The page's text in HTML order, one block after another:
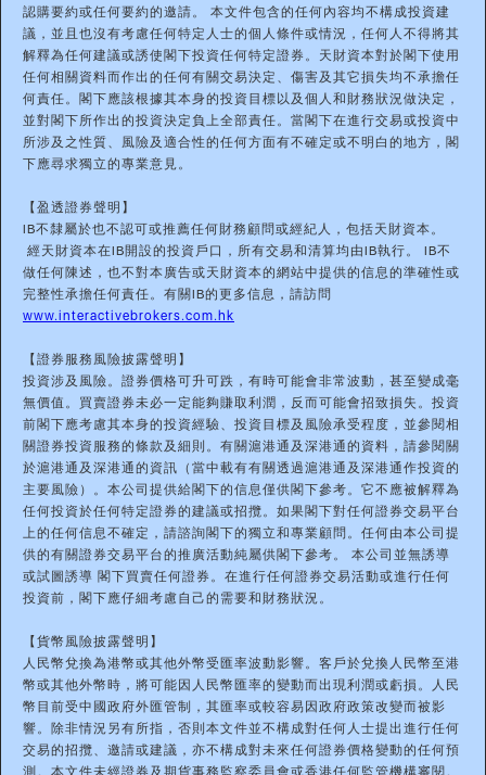
認購要約或任何要約的邀請。 本文件包含的任何內容均不構成投資建
議，並且也沒有考慮任何特定人士的個人條件或情況，任何人不得將其
解釋為任何建議或誘使閣下投資任何特定證券。天財資本對於閣下使用
任何相關資料而作出的任何有關交易決定、傷害及其它損失均不承擔任
何責任。閣下應該根據其本身的投資目標以及個人和財務狀況做決定，
並對閣下所作出的投資決定負上全部責任。當閣下在進行交易或投資中
所涉及之性質、風險及適合性的任何方面有不確定或不明白的地方，閣
下應尋求獨立的專業意見。
【盈透證券聲明】
IB不隸屬於也不認可或推薦任何財務顧問或經紀人，包括天財資本。
經天財資本在IB開設的投資戶口，所有交易和清算均由IB執行。 IB不
做任何陳述，也不對本廣告或天財資本的網站中提供的信息的準確性或
完整性承擔任何責任。有關IB的更多信息，請訪問
www.interactivebrokers.com.hk
【證券服務風險披露聲明】
投資涉及風險。證券價格可升可跌，有時可能會非常波動，甚至變成毫
無價值。買賣證券未必一定能夠賺取利潤，反而可能會招致損失。投資
前閣下應考慮其本身的投資經驗、投資目標及風險承受程度，並參閱相
關證券投資服務的條款及細則。有關滬港通及深港通的資料，請參閱關
於滬港通及深港通的資訊（當中載有有關透過滬港通及深港通作投資的
主要風險）。本公司提供給閣下的信息僅供閣下參考。它不應被解釋為
任何投資於任何特定證券的建議或招攬。如果閣下對任何證券交易平台
上的任何信息不確定，請諮詢閣下的獨立和專業顧問。任何由本公司提
供的有關證券交易平台的推廣活動純屬供閣下參考。 本公司並無誘導
或試圖誘導 閣下買賣任何證券。在進行任何證券交易活動或進行任何
投資前，閣下應仔細考慮自己的需要和財務狀況。
【貨幣風險披露聲明】
人民幣兌換為港幣或其他外幣受匯率波動影響。客戶於兌換人民幣至港
幣或其他外幣時，將可能因人民幣匯率的變動而出現利潤或虧損。人民
幣目前受中國政府外匯管制，其匯率或較容易因政府政策改變而被影
響。除非情況另有所指，否則本文件並不構成對任何人士提出進行任何
交易的招攬、邀請或建議，亦不構成對未來任何證券價格變動的任何預